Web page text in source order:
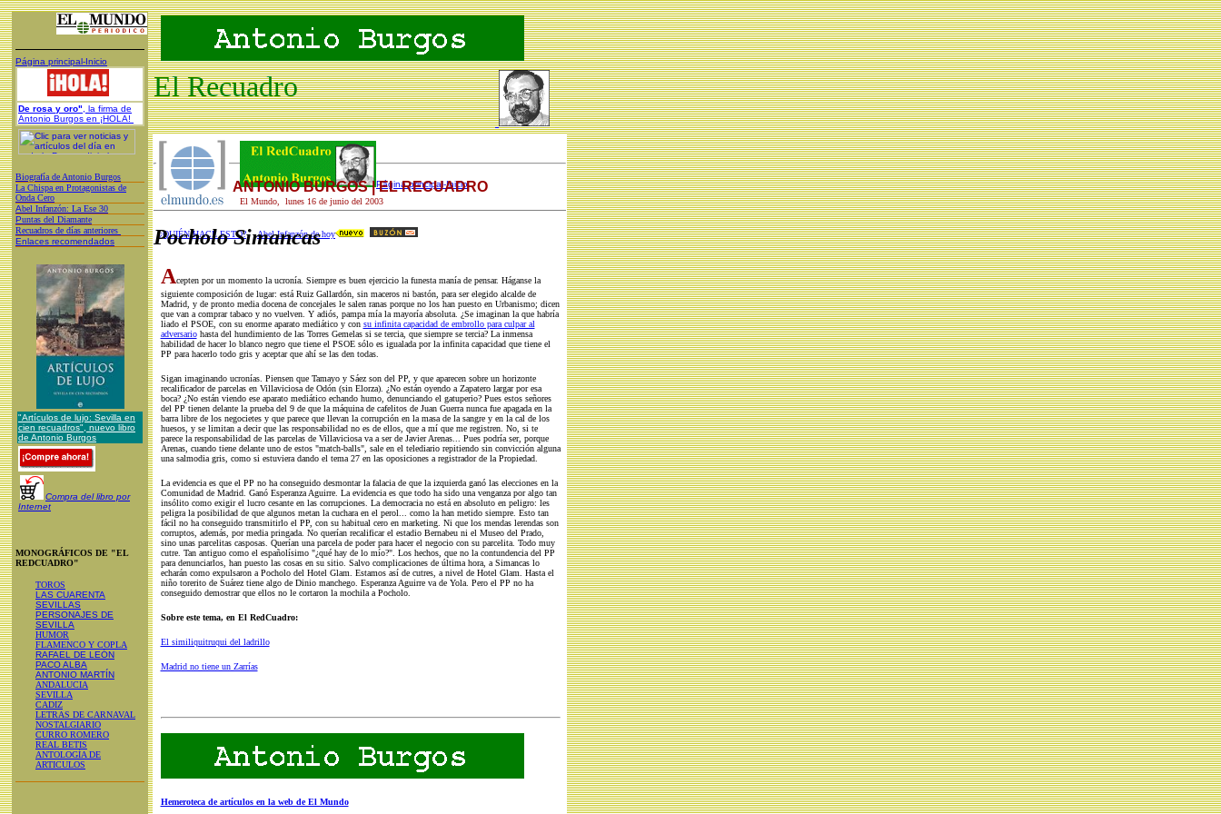
Página principal-Inicio
De rosa y oro" , la firma de
Antonio Burgos en ¡HOLA!
Biografía de Antonio Burgos
La Chispa en Protagonistas de
Onda Cero
Abel Infanzón: La Ese 30
Puntas del Diamante
Recuadros de días anteriores
Enlaces recomendados
"Artículos de lujo: Sevilla en
cien recuadros", nuevo libro
de Antonio Burgos
Compra del libro por
Internet
MONOGRÁFICOS DE "EL
REDCUADRO"
TOROS
LAS CUARENTA
SEVILLAS
PERSONAJES DE
SEVILLA
HUMOR
FLAMENCO Y COPLA
RAFAEL DE LEÓN
PACO ALBA
ANTONIO MARTÍN
ANDALUCIA
SEVILLA
CADIZ
LETRAS DE CARNAVAL
NOSTALGIARIO
CURRO ROMERO
REAL BETIS
ANTOLOGÍA DE
ARTICULOS
El Recuadro
Página principal-Inicio
El Mundo, lunes 16 de junio del 2003
¿QUIÉN HACE ESTO? Abel Infanzón de hoy
ANTONIO BURGOS | EL RECUADRO
Pocholo Simancas
Acepten por un momento la ucronía. Siempre es buen ejercicio la funesta manía de pensar. Háganse la
siguiente composición de lugar: está Ruiz Gallardón, sin maceros ni bastón, para ser elegido alcalde de
Madrid, y de pronto media docena de concejales le salen ranas porque no los han puesto en Urbanismo; dicen
que van a comprar tabaco y no vuelven. Y adiós, pampa mía la mayoría absoluta. ¿Se imaginan la que habría
liado el PSOE, con su enorme aparato mediático y con su infinita capacidad de embrollo para culpar al
adversariohasta del hundimiento de las Torres Gemelas si se tercia, que siempre se tercia? La inmensa
habilidad de hacer lo blanco negro que tiene el PSOE sólo es igualada por la infinita capacidad que tiene el
PP para hacerlo todo gris y aceptar que ahí se las den todas.
Sigan imaginando ucronías. Piensen que Tamayo y Sáez son del PP, y que aparecen sobre un horizonte
recalificador de parcelas en Villaviciosa de Odón (sin Elorza). ¿No están oyendo a Zapatero largar por esa
boca? ¿No están viendo ese aparato mediático echando humo, denunciando el gatuperio? Pues estos señores
del PP tienen delante la prueba del 9 de que la máquina de cafelitos de Juan Guerra nunca fue apagada en la
barra libre de los negocietes y que parece que llevan la corrupción en la masa de la sangre y en la cal de los
huesos, y se limitan a decir que las responsabilidad no es de ellos, que a mí que me registren. No, si te
parece la responsabilidad de las parcelas de Villaviciosa va a ser de Javier Arenas... Pues podría ser, porque
Arenas, cuando tiene delante uno de estos "match-balls", sale en el telediario repitiendo sin convicción alguna
una salmodia gris, como si estuviera dando el tema 27 en las oposiciones a registrador de la Propiedad.
La evidencia es que el PP no ha conseguido desmontar la falacia de que la izquierda ganó las elecciones en la
Comunidad de Madrid. Ganó Esperanza Aguirre. La evidencia es que todo ha sido una venganza por algo tan
insólito como exigir el lucro cesante en las corrupciones. La democracia no está en absoluto en peligro: les
peligra la posibilidad de que algunos metan la cuchara en el perol... como la han metido siempre. Esto tan
fácil no ha conseguido transmitirlo el PP, con su habitual cero en marketing. Ni que los mendas lerendas son
corruptos, además, por media pringada. No querían recalificar el estadio Bernabeu ni el Museo del Prado,
sino unas parcelitas casposas. Querían una parcela de poder para hacer el negocio con su parcelita. Todo muy
cutre. Tan antiguo como el españolísimo "¿qué hay de lo mío?". Los hechos, que no la contundencia del PP
para denunciarlos, han puesto las cosas en su sitio. Salvo complicaciones de última hora, a Simancas lo
echarán como expulsaron a Pocholo del Hotel Glam. Estamos así de cutres, a nivel de Hotel Glam. Hasta el
niño torerito de Suárez tiene algo de Dinio manchego. Esperanza Aguirre va de Yola. Pero el PP no ha
conseguido demostrar que ellos no le cortaron la mochila a Pocholo.
Sobre este tema, en El RedCuadro:
El similiquitruqui del ladrillo
Madrid no tiene un Zarrías
Hemeroteca de artículos en la web de El Mundo